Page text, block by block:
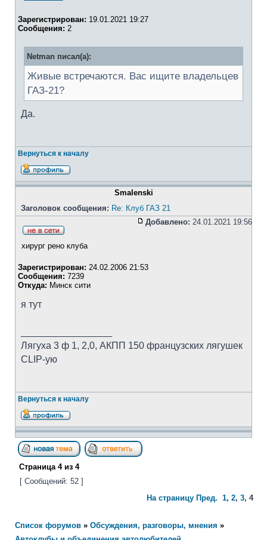
Зарегистрирован: 19.01.2021 19:27
Сообщения: 2
Netman писал(а):
Живые встречаются. Вас ищите владельцев
ГАЗ-21?
Да.
Вернуться к началу
Smalenski
Заголовок сообщения: Re: Клуб ГАЗ 21
Добавлено: 24.01.2021 19:56
хирург рено клуба
Зарегистрирован: 24.02.2006 21:53
Сообщения: 7239
Откуда: Минск сити
я тут
Лягуха 3 ф 1, 2,0, АКПП 150 французских лягушек
CLIP-ую
Вернуться к началу
Страница 4из 4
[ Сообщений: 52 ]
На страницу Пред. 1, 2, 3, 4
Список форумов » Обсуждения, разговоры, мнения »